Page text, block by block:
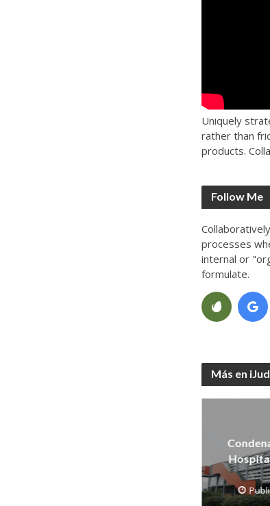
Uniquely
rather than
products.
Follow Me
processes
internal or
formulate.
Más en